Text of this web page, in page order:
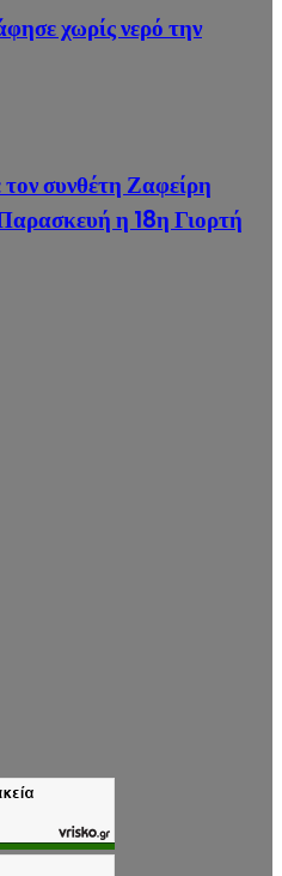
χωρίς νερό την
συνθέτη Ζαφείρη
η 18η Γιορτή